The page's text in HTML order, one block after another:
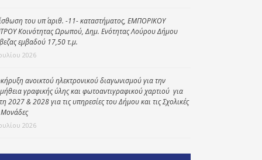
του υπ΄ αριθ. -11- καταστήματος, ΕΜΠΟΡΙΚΟΥ
Κοινότητας Ωρωπού, Δημ. Ενότητας Λούρου Δήμου
εμβαδού 17,50 τ.μ.
2026
ανοικτού ηλεκτρονικού διαγωνισμού για την
γραφικής ύλης και φωτοαντιγραφικού χαρτιού για
2027 & 2028 για τις υπηρεσίες του Δήμου και τις Σχολικές
2026